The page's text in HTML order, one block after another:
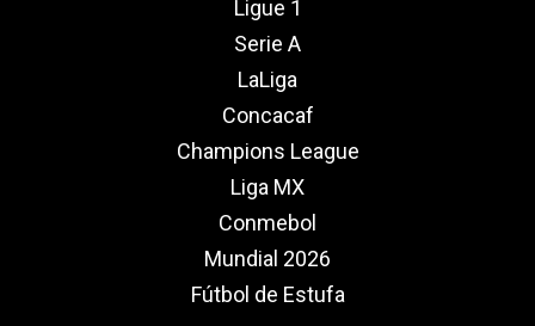
Ligue 1
Serie A
LaLiga
Concacaf
Champions League
Liga MX
Conmebol
Mundial 2026
Fútbol de Estufa